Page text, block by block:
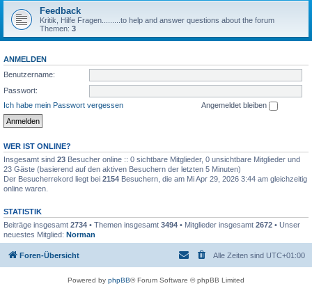
Feedback
Kritik, Hilfe Fragen.........to help and answer questions about the forum
Themen: 3
ANMELDEN
Benutzername:
Passwort:
Ich habe mein Passwort vergessen
Angemeldet bleiben
WER IST ONLINE?
Insgesamt sind 23 Besucher online :: 0 sichtbare Mitglieder, 0 unsichtbare Mitglieder und
23 Gäste (basierend auf den aktiven Besuchern der letzten 5 Minuten)
Der Besucherrekord liegt bei 2154 Besuchern, die am Mi Apr 29, 2026 3:44 am gleichzeitig
online waren.
STATISTIK
Beiträge insgesamt 2734 • Themen insgesamt 3494 • Mitglieder insgesamt 2672 • Unser
neuestes Mitglied: Norman
Foren-Übersicht Alle Zeiten sind UTC+01:00
Powered by phpBB® Forum Software © phpBB Limited